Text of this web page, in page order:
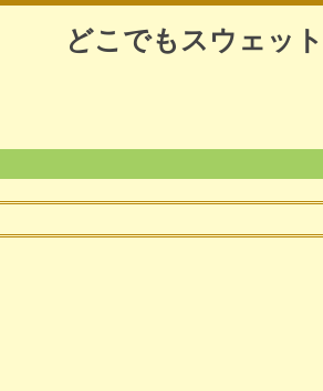
どこでもスウェッ